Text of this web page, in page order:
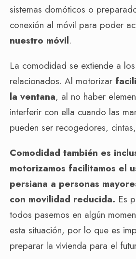
sistemas domóticos o
conexión al móvil para poder
nuestro móvil.
La comodidad se extiende a
relacionados. Al motorizar
la ventana, al no haber
interferir con ella cuando las
pueden ser recogedores,
Comodidad también es
motorizamos facilitamos el
persiana a personas
con movilidad reducida. Es
todos pasemos en algún
esta situación, por lo que es
preparar la vivienda para el